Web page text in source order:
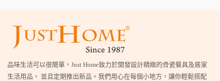
品味生活可以很簡單，Just Home致力於開發設計精緻的骨瓷餐具及居家
生活用品， 並且定期推出新品。我們用心在每個小地方，讓你輕鬆搭配